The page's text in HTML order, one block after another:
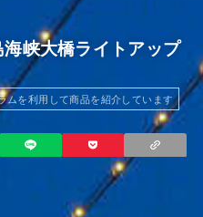
峡大橋ライトアップ
ムを利用して商品を紹介しています